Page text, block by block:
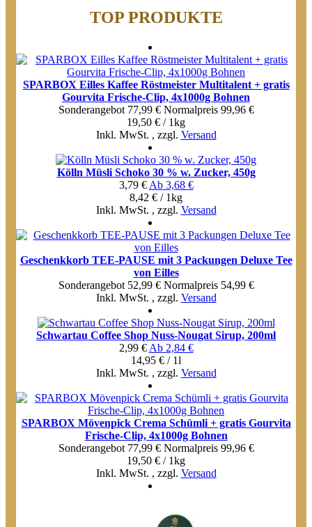
TOP PRODUKTE
SPARBOX Eilles Kaffee Röstmeister Multitalent + gratis
Gourvita Frische-Clip, 4x1000g Bohnen
Sonderangebot 77,99 € Normal­preis 99,96 €
19,50 € / 1kg
Inkl. MwSt. , zzgl. Versand
Kölln Müsli Schoko 30 % w. Zucker, 450g
3,79 € Ab 3,68 €
8,42 € / 1kg
Inkl. MwSt. , zzgl. Versand
Geschenkkorb TEE-PAUSE mit 3 Packungen Deluxe Tee
von Eilles
Sonderangebot 52,99 € Normal­preis 54,99 €
Inkl. MwSt. , zzgl. Versand
Schwartau Coffee Shop Nuss-Nougat Sirup, 200ml
2,99 € Ab 2,84 €
14,95 € / 1l
Inkl. MwSt. , zzgl. Versand
SPARBOX Mövenpick Crema Schümli + gratis Gourvita
Frische-Clip, 4x1000g Bohnen
Sonderangebot 77,99 € Normal­preis 99,96 €
19,50 € / 1kg
Inkl. MwSt. , zzgl. Versand